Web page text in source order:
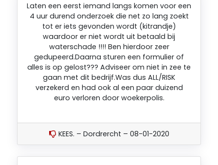
Laten een eerst iemand langs komen voor een
4 uur durend onderzoek die net zo lang zoekt
tot er iets gevonden wordt (kitrandje)
waardoor er niet wordt uit betaald bij
waterschade !!!! Ben hierdoor zeer
gedupeerd.Daarna sturen een formulier of
alles is op gelost??? Adviseer om niet in zee te
gaan met dit bedrijf.Was dus ALL/RISK
verzekerd en had ook al een paar duizend
euro verloren door woekerpolis.
KEES. – Dordrercht – 08-01-2020